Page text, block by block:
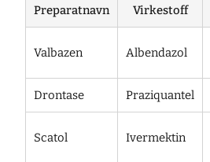
Preparatnavn Virkestoff
Valbazen Albendazol
Drontase Praziquantel
Scatol Ivermektin